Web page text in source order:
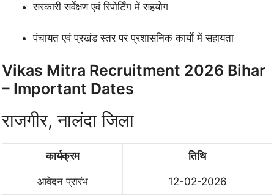
सरकारी सर्वेक्षण एवं रिपोर्टिंग में सहयोग
पंचायत एवं प्रखंड स्तर पर प्रशासनिक कार्यों में सहायता
Vikas Mitra Recruitment 2026 Bihar
– Important Dates
राजगीर, नालंदा जिला
कार्यक्रम तिथि
आवेदन प्रारंभ 12-02-2026